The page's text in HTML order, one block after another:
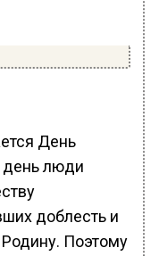
День
день люди
доблесть и
Поэтому